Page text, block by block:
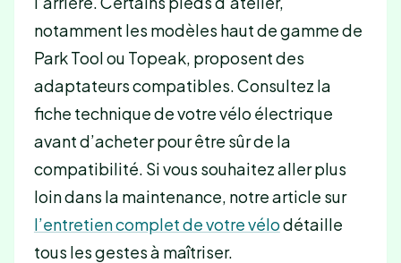
notamment les modèles haut de gamme de
Park Tool ou Topeak, proposent des
adaptateurs compatibles. Consultez la
fiche technique de votre vélo électrique
avant d’acheter pour être sûr de la
compatibilité. Si vous souhaitez aller plus
loin dans la maintenance, notre article sur
l’entretien complet de votre vélodétaille
tous les gestes à maîtriser.